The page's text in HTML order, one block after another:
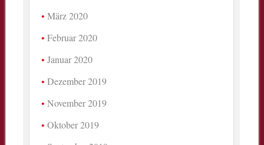
März 2020
Februar 2020
Januar 2020
Dezember 2019
November 2019
Oktober 2019